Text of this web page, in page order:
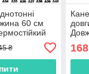
60 см
₴